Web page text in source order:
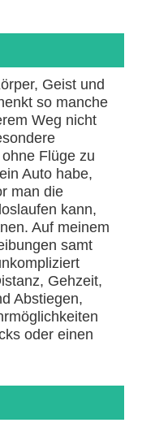
Geist und
so manche
Weg nicht
Flüge zu
Auto habe,
man die
kann,
Auf meinem
samt
Gehzeit,
Abstiegen,
oder einen